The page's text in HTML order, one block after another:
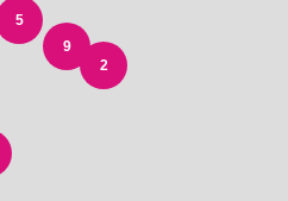
2
5
9